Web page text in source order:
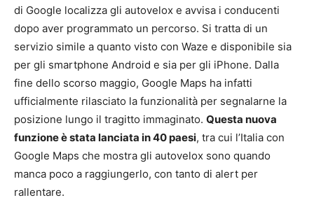
di Google localizza gli autovelox e avvisa i conducenti
dopo aver programmato un percorso. Si tratta di un
servizio simile a quanto visto con Waze e disponibile sia
per gli smartphone Android e sia per gli iPhone. Dalla
fine dello scorso maggio, Google Maps ha infatti
ufficialmente rilasciato la funzionalità per segnalarne la
posizione lungo il tragitto immaginato. Questa nuova
funzione è stata lanciata in 40 paesi, tra cui l’Italia con
Google Maps che mostra gli autovelox sono quando
manca poco a raggiungerlo, con tanto di alert per
rallentare.